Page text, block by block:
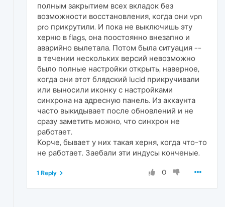
полным закрытием всех вкладок без
возможности восстановления, когда они vpn
pro прикрутили. И пока не выключишь эту
херню в flags, она поостоянно внезапно и
аварийно вылетала. Потом была ситуация --
в течении нескольких версий невозможно
было полные настройки открыть, наверное,
когда они этот блядский lucid прикручивали
или выносили иконку с настройками
синхрона на адресную панель. Из аккаунта
часто выкидывает после обновлений и не
сразу заметить можно, что синхрон не
работает.
Корче, бывает у них такая херня, когда что-то
не работает. Заебали эти индусы конченые.
0
1 Reply